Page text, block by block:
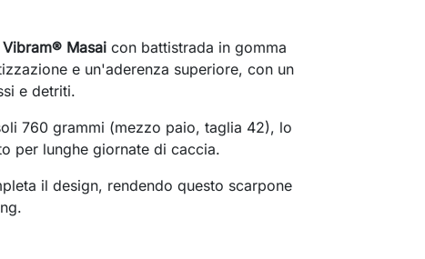
Vibram® Masai con battistrada in gomma
e un'aderenza superiore, con un
e detriti.
760 grammi (mezzo paio, taglia 42), lo
per lunghe giornate di caccia.
il design, rendendo questo scarpone